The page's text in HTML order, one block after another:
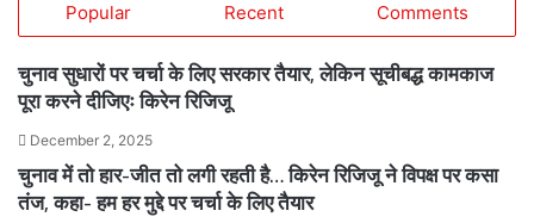
Popular Recent Comments
चुनाव सुधारों पर चर्चा के लिए सरकार तैयार, लेकिन सूचीबद्ध कामकाज
पूरा करने दीजिएः किरेन रिजिजू
December 2, 2025
चुनाव में तो हार-जीत तो लगी रहती है… किरेन रिजिजू ने विपक्ष पर कसा
तंज, कहा- हम हर मुद्दे पर चर्चा के लिए तैयार